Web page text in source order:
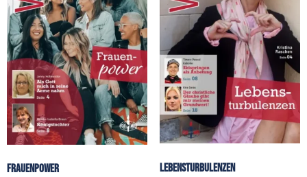
Frauenpower Lebensturbulenzen